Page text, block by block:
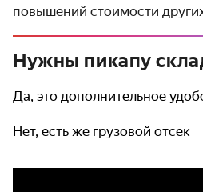
повышений стоимости
Нужны пикапу
Да, это дополнительное
Нет, есть же грузовой отсек